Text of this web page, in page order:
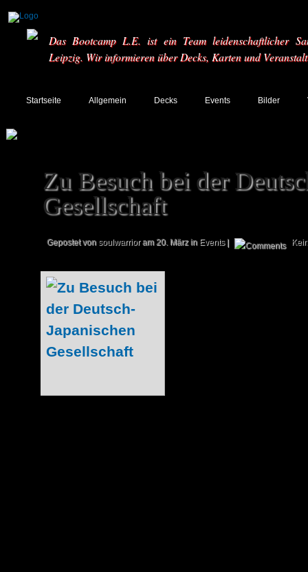
Das Bootcamp L.E. ist ein Team leidenschaftlicher
Leipzig. Wir informieren über Decks, Karten und
Startseite Allgemein Decks Events Bilder
Zu Besuch bei der
Gesellschaft
Gepostet von soulwarrioram 20. März in Events|